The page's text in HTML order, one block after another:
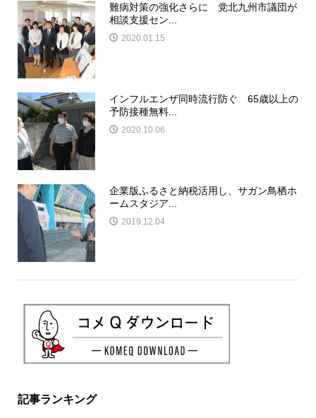
難病対策の強化さらに 党北九州市議団が
相談支援セン...
2020.01.15
インフルエンザ同時流行防ぐ 65歳以上の
予防接種無料...
2020.10.06
企業版ふるさと納税活用し、サガン鳥栖ホ
ームスタジア...
2019.12.04
記事ランキング